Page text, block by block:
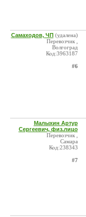
Самаходов, ЧП (удалена)
Перевозчик ,
Волгоград
Код:3963187
#6
Малыхин Артур
Сергеевич, физ.лицо
Перевозчик ,
Самара
Код:238343
#7